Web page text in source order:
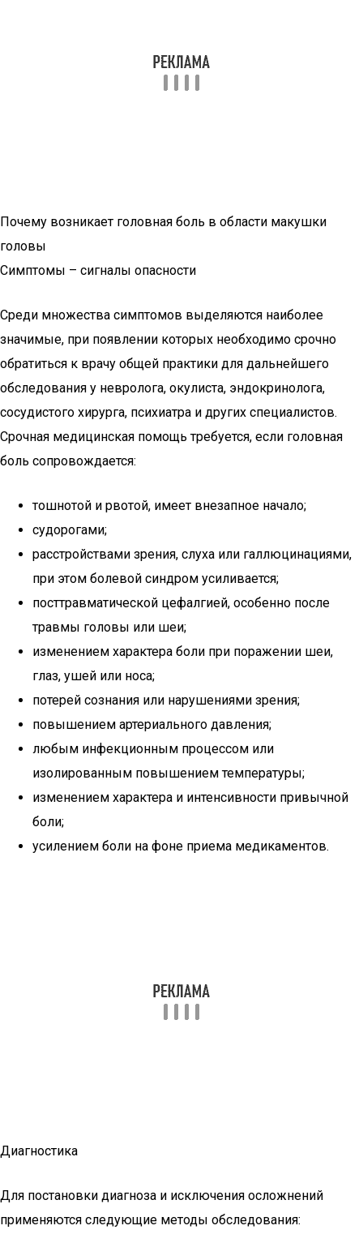
Почему возникает головная боль в области макушки
головы
Симптомы – сигналы опасности
Среди множества симптомов выделяются наиболее
значимые, при появлении которых необходимо срочно
обратиться к врачу общей практики для дальнейшего
обследования у невролога, окулиста, эндокринолога,
сосудистого хирурга, психиатра и других специалистов.
Срочная медицинская помощь требуется, если головная
боль сопровождается:
тошнотой и рвотой, имеет внезапное начало;
судорогами;
расстройствами зрения, слуха или галлюцинациями,
при этом болевой синдром усиливается;
посттравматической цефалгией, особенно после
травмы головы или шеи;
изменением характера боли при поражении шеи,
глаз, ушей или носа;
потерей сознания или нарушениями зрения;
повышением артериального давления;
любым инфекционным процессом или
изолированным повышением температуры;
изменением характера и интенсивности привычной
боли;
усилением боли на фоне приема медикаментов.
Диагностика
Для постановки диагноза и исключения осложнений
применяются следующие методы обследования: